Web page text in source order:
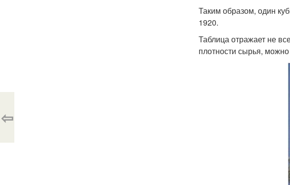
Таким образом, один
1920.
Таблица отражает не
плотности сырья,
⇦